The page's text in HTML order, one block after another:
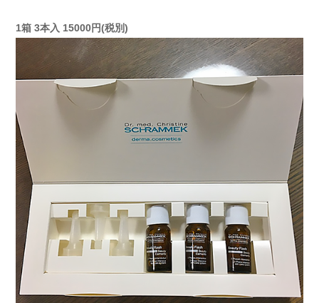
1箱 3本入 15000円(税別)